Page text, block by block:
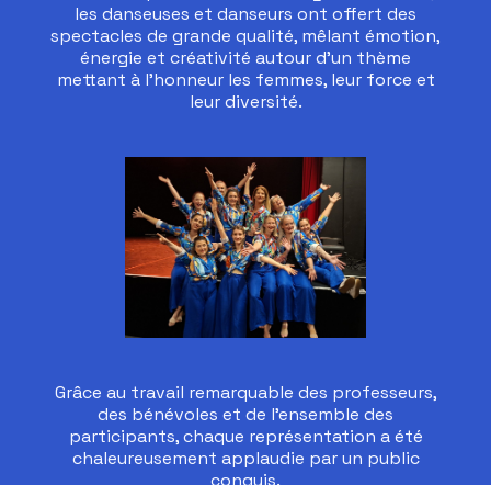
les danseuses et danseurs ont offert des
spectacles de grande qualité, mêlant émotion,
énergie et créativité autour d'un thème
mettant à l'honneur les femmes, leur force et
leur diversité.
Grâce au travail remarquable des professeurs,
des bénévoles et de l'ensemble des
participants, chaque représentation a été
chaleureusement applaudie par un public
conquis.